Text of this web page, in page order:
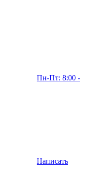
Пн-Пт: 8:00 -
Написать